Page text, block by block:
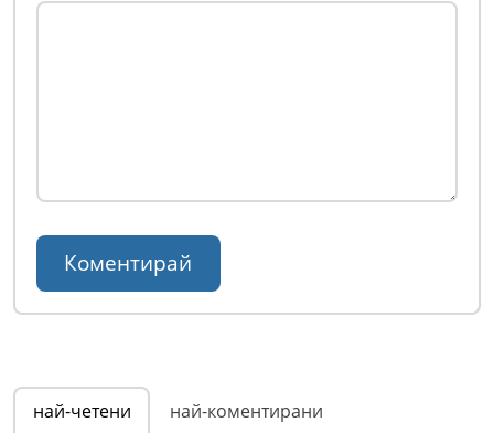
най-четени най-коментирани